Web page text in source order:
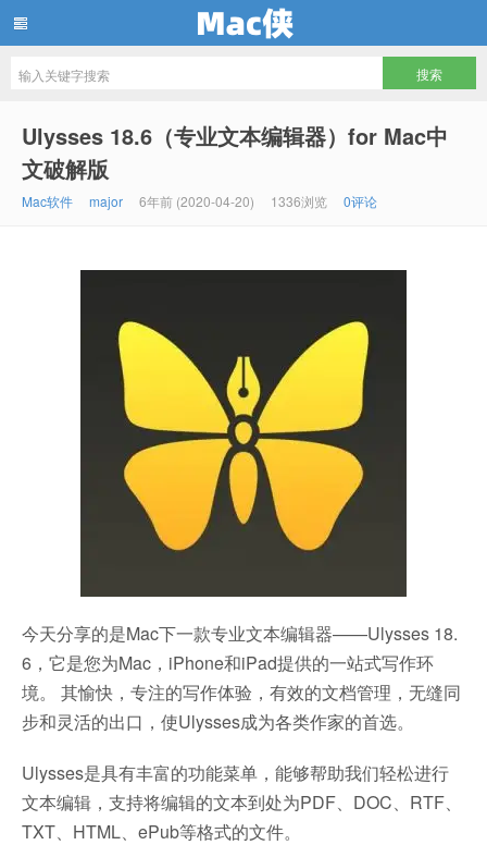
Ulysses 18.6（专业文本编辑器）for Mac中
文破解版
Mac软件 major 6年前 (2020-04-20) 1336浏览 0评论
今天分享的是Mac下一款专业文本编辑器——Ulysses 18.
6，它是您为Mac，iPhone和iPad提供的一站式写作环
境。 其愉快，专注的写作体验，有效的文档管理，无缝同
步和灵活的出口，使Ulysses成为各类作家的首选。
Ulysses是具有丰富的功能菜单，能够帮助我们轻松进行
文本编辑，支持将编辑的文本到处为PDF、DOC、RTF、
TXT、HTML、ePub等格式的文件。